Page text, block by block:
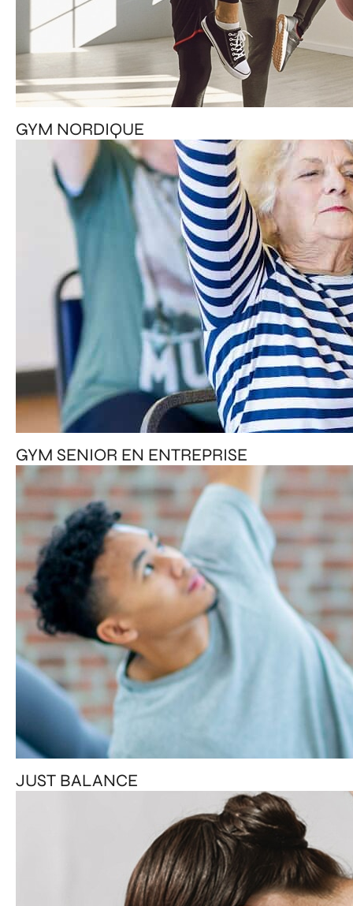
GYM NORDIQUE
GYM SENIOR EN ENTREPRISE
JUST BALANCE